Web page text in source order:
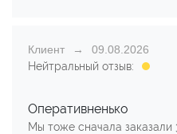
Клиент
09.08.2026
Нейтральный отзыв:
Оперативненько
Мы тоже сначала заказали